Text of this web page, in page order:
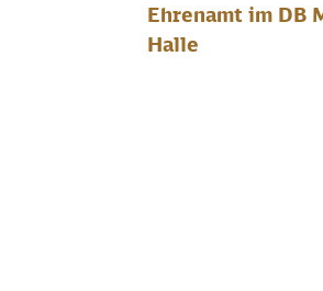
Ehrenamt im DB
Halle